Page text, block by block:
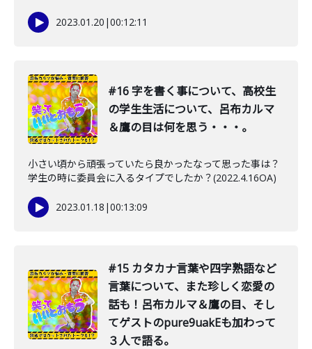
2023.01.20 |00:12:11
#16 字を書く事について、高校生
の学生生活について、呂布カルマ
＆鷹の目は何を思う・・・。
小さい頃から頑張っていたら良かったなって思った事は？
学生の時に委員会に入るタイプでしたか？(2022.4.16OA)
2023.01.18 |00:13:09
#15 カタカナ言葉や四字熟語など
言葉について、また珍しく恋愛の
話も！呂布カルマ＆鷹の目、そし
てゲストのpure9uakEも加わって
３人で語る。